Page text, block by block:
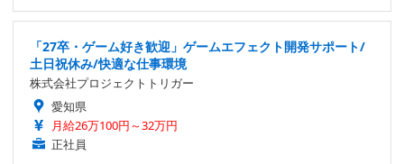
「27卒・ゲーム好き歓迎」ゲームエフェクト開発サポート/
土日祝休み/快適な仕事環境
株式会社プロジェクトトリガー
愛知県
月給26万100円～32万円
正社員